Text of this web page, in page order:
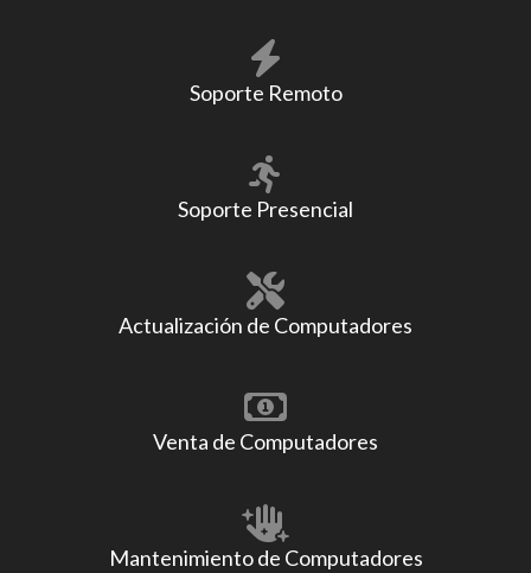
Soporte Remoto
Soporte Presencial
Actualización de Computadores
Venta de Computadores
Mantenimiento de Computadores